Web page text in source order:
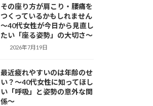
その座り方が肩こり・腰痛を
つくっているかもしれません
～40代女性が今日から見直し
たい「座る姿勢」の大切さ～
2026年7月19日
最近疲れやすいのは年齢のせ
い？～40代女性に知ってほし
い「呼吸」と姿勢の意外な関
係～